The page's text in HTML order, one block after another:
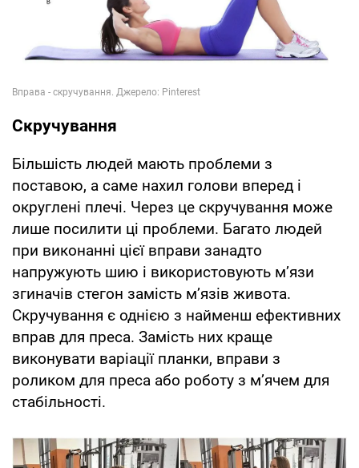
Скручування
Більшість людей мають проблеми з
поставою, а саме нахил голови вперед і
округлені плечі. Через це скручування може
лише посилити ці проблеми. Багато людей
при виконанні цієї вправи занадто
напружують шию і використовують м’язи
згиначів стегон замість м’язів живота.
Скручування є однією з найменш ефективних
вправ для преса. Замість них краще
виконувати варіації планки, вправи з
роликом для преса або роботу з м’ячем для
стабільності.